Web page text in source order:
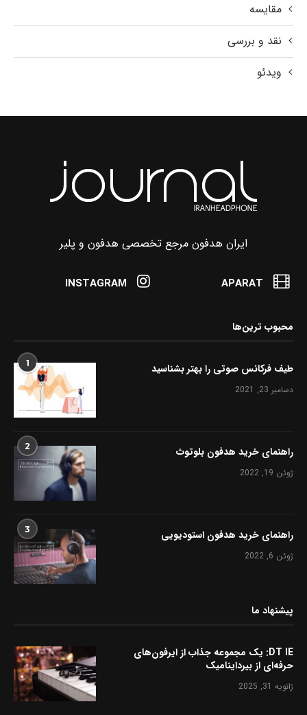
مقایسه
نقد و بررسی
ویدئو
ایران هدفون مرجع تخصصی هدفون و پلیر
APARAT
INSTAGRAM
محبوب ترین‌ها
1 طیف فرکانس صوتی را بهتر بشناسید
دسامبر 23, 2021
2 راهنمای خرید هدفون بلوتوث
ژوئن 19, 2022
3 راهنمای خرید هدفون استودیویی
ژوئن 6, 2022
پیشنهاد ما
DT IE: یک مجموعه جذاب از ایرفون‌های
حرفه‌ای از بیرداینامیک
ژانویه 31, 2025